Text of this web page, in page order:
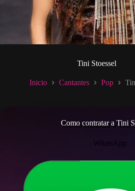
Tini Stoessel
Inicio Cantantes Pop
Como contratar a Tini
WhatsApp